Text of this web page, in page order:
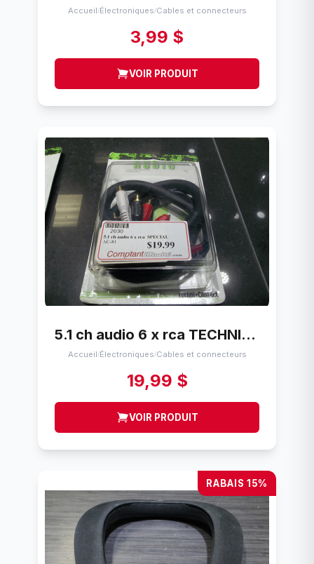
Accueil/Électroniques/Cables et connecteurs
3,99 $
VOIR PRODUIT
5.1 ch audio 6 x rca TECHNICONTACT AC-81
Accueil/Électroniques/Cables et connecteurs
19,99 $
VOIR PRODUIT
RABAIS 15%